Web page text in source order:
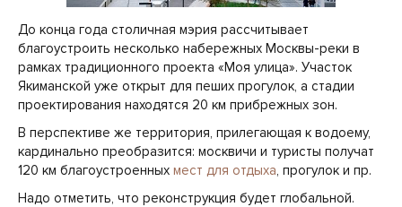
До конца года столичная мэрия рассчитывает
благоустроить несколько набережных Москвы-реки в
рамках традиционного проекта «Моя улица». Участок
Якиманской уже открыт для пеших прогулок, а стадии
проектирования находятся 20 км прибрежных зон.
В перспективе же территория, прилегающая к водоему,
кардинально преобразится: москвичи и туристы получат
120 км благоустроенных мест для отдыха, прогулок и пр.
Надо отметить, что реконструкция будет глобальной.